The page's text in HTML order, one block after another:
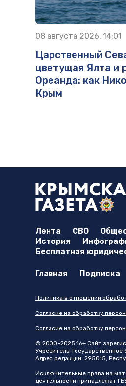
08 августа 2026, 14:01
Царственный
цветущая Ялта и
Ореанда: как
Крым
Лента СВО
История
Бесплатная
Главная Подписка
Политика в отношении
Согласие на обработку
Согласие на обработку
© 2000-2025 16+ Сайт
Учредитель:
Адрес редакции: 295015,
Исключительные права на
деятельности принадлежат